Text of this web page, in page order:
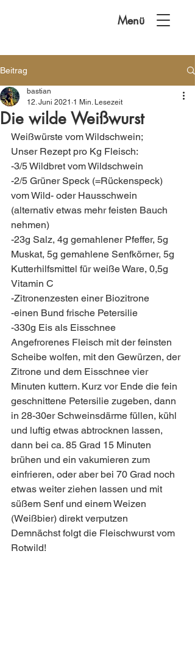
Menü
Beitrag
Die wilde Weißwurst
bastian
12. Juni 2021 1 Min. Lesezeit
Weißwürste vom Wildschwein;
Unser Rezept pro Kg Fleisch:
-3/5 Wildbret vom Wildschwein
-2/5 Grüner Speck (=Rückenspeck)
vom Wild- oder Hausschwein
(alternativ etwas mehr feisten Bauch
nehmen)
-23g Salz, 4g gemahlener Pfeffer, 5g
Muskat, 5g gemahlene Senfkörner, 5g
Kutterhilfsmittel für weiße Ware, 0,5g
Vitamin C
-Zitronenzesten einer Biozitrone
-einen Bund frische Petersilie
-330g Eis als Eisschnee
Angefrorenes Fleisch mit der feinsten
Scheibe wolfen, mit den Gewürzen, der
Zitrone und dem Eisschnee vier
Minuten kuttern. Kurz vor Ende die fein
geschnittene Petersilie zugeben, dann
in 28-30er Schweinsdärme füllen, kühl
und luftig etwas abtrocknen lassen,
dann bei ca. 85 Grad 15 Minuten
brühen und ein vakumieren zum
einfrieren, oder aber bei 70 Grad noch
etwas weiter ziehen lassen und mit
süßem Senf und einem Weizen
(Weißbier) direkt verputzen
Demnächst folgt die Fleischwurst vom
Rotwild!